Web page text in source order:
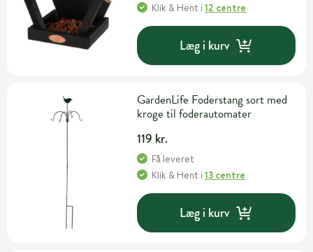
Klik & Hent i12 centre
Læg i kurv
GardenLife Foderstang sort med
kroge til foderautomater
119 kr.
Få leveret
Klik & Hent i13 centre
Læg i kurv